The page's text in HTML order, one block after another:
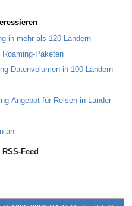
in mehr als 120 Ländern
Paketen
Datenvolumen in 100 Ländern
Angebot für Reisen in Länder
an
Feed